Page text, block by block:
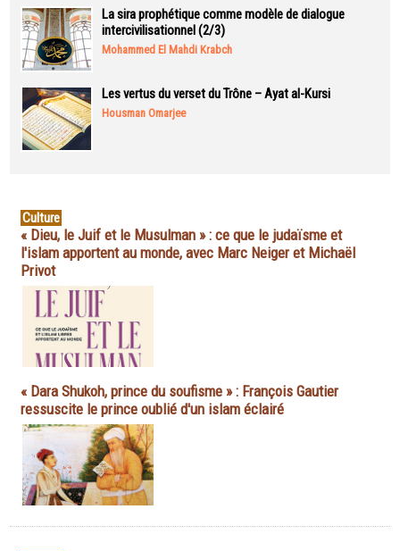
La sira prophétique comme modèle de dialogue
intercivilisationnel (2/3)
Mohammed El Mahdi Krabch
Les vertus du verset du Trône – Ayat al-Kursi
Housman Omarjee
Culture
« Dieu, le Juif et le Musulman » : ce que le judaïsme et
l'islam apportent au monde, avec Marc Neiger et Michaël
Privot
« Dara Shukoh, prince du soufisme » : François Gautier
ressuscite le prince oublié d'un islam éclairé